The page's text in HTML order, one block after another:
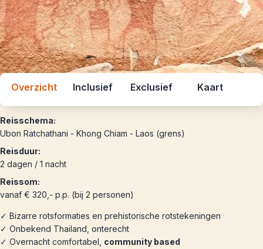
Overzicht Inclusief Exclusief Kaart
Reisschema:
Ubon Ratchathani - Khong Chiam - Laos (grens)
Reisduur:
2 dagen / 1 nacht
Reissom:
vanaf € 320,- p.p. (bij 2 personen)
✓ Bizarre rotsformaties en prehistorische rotstekeningen
✓ Onbekend Thailand, onterecht
✓ Overnacht comfortabel, community based